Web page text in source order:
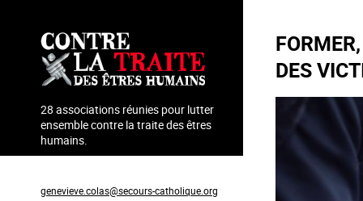
contenu
principal
28 associations réunies pour lutter
ensemble contre la traite des êtres
humains.
genevieve.colas@secours-catholique.org
DES